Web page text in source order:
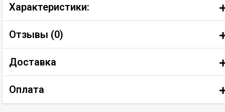
Характеристики:
Отзывы (0)
Доставка
Оплата